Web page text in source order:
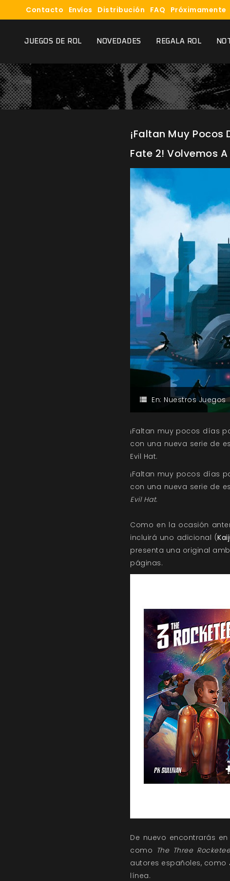
Contacto Envíos Distribución FAQ Próximamente
JUEGOS DE ROL NOVEDADES REGALA ROL
¡Faltan Muy Pocos
Fate 2! Volvemos
En: Nuestros Juegos
¡Faltan muy pocos días
con una nueva serie de
Evil Hat.
¡Faltan muy pocos días
con una nueva serie de
Evil Hat.
Como en la ocasión
incluirá uno adicional (
presenta una original
páginas.
De nuevo encontrarás
como The Three
autores españoles, como
línea.